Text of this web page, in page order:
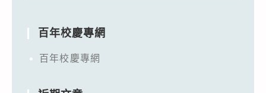
百年校慶專網
百年校慶專網